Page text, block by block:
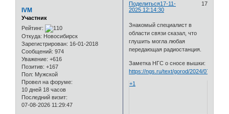
Поделиться 17
17-11-
2025 12:14:30
IVM
Участник
Рейтинг:
Откуда: Новосибирск
Зарегистрирован: 16-01-2018
Сообщений: 974
Уважение: +616
Позитив: +167
Пол: Мужской
Провел на форуме:
10 дней 18 часов
Последний визит:
07-08-2026 11:29:47
Знакомый специалист в
области связи сказал, что
глушить могла любая
передающая радиостанция.
Заметка НГС о сносе вышки:
https://ngs.ru/text/gorod/2024/07/01/
+1